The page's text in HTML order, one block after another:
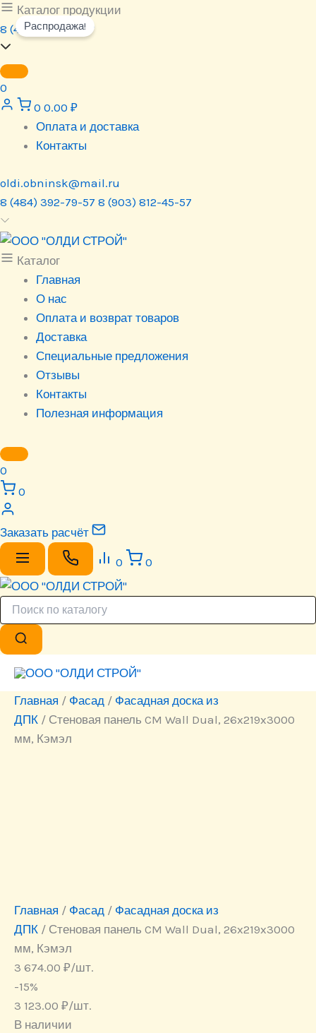
Перейти
к
содержимому
Каталог продукции
8 (484) 392-79-57
0
0 0.00 ₽
Оплата и доставка
Контакты
oldi.obninsk@mail.ru
8 (484) 392-79-57 8 (903) 812-45-57
Каталог
Главная
О нас
Оплата и возврат товаров
Доставка
Специальные предложения
Отзывы
Контакты
Полезная информация
0
0
Заказать расчёт
0 0
Главная / Фасад / Фасадная доска из
ДПК / Стеновая панель CM Wall Dual, 26x219x3000
мм, Кэмэл
Распродажа!
Главная / Фасад / Фасадная доска из
ДПК / Стеновая панель CM Wall Dual, 26x219x3000
мм, Кэмэл
3 674.00 ₽/шт.
-15%
3 123.00 ₽/шт.
В наличии